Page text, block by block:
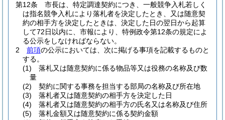
第12条
市長は、特定調達契約につき、一般競争入札若しく
は指名競争入札により落札者を決定したとき、又は随意契
約の相手方を決定したときは、決定した日の翌日から起算
して72日以内に、市報により、特例政令第12条の規定によ
る公示をしなければならない。
2
前項の公示においては、次に掲げる事項を記載するものと
する。
(1)
落札又は随意契約に係る物品等又は役務の名称及び数
量
(2)
契約に関する事務を担当する部局の名称及び所在地
(3)
落札者又は随意契約の相手方を決定した日
(4)
落札者又は随意契約の相手方の氏名又は名称及び住所
(5)
落札金額又は随意契約に係る契約金額